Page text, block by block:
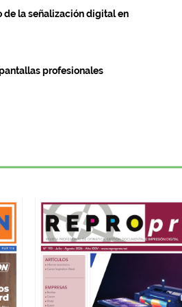
de la señalización digital en
profesionales